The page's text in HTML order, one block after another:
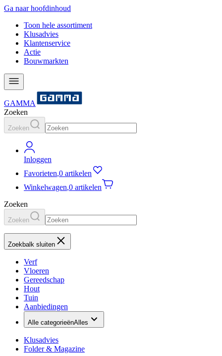
Ga naar hoofdinhoud
Toon hele assortiment
Klusadvies
Klantenservice
Actie
Bouwmarkten
GAMMA
Zoeken
Zoeken
Inloggen
Favorieten,0 artikelen
Winkelwagen,0 artikelen
Zoeken
Zoeken
Zoekbalk sluiten
Verf
Vloeren
Gereedschap
Hout
Tuin
Aanbiedingen
Alle categorieënAlles
Klusadvies
Folder & Magazine